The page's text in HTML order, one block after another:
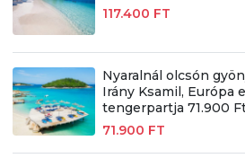
117.400 FT
Nyaralnál olcsón
Irány Ksamil, Európa
tengerpartja 71.900
71.900 FT